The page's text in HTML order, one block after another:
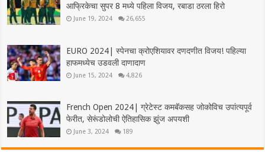
आफ्रिकेचा सुपर 8 मध्ये पहिला विजय, रबाडा ठरला हिरो
June 19, 2024 26,655
EURO 2024| स्पेनचा क्रोएशियावर दणदणीत विजय! पहिल्या
हाफमध्येच उडवली दाणादाण
June 15, 2024 4,826
French Open 2024| ग्रेटेस्ट कमबॅकसह जोकोविच उपांत्यपूर्व
फेरीत, सेरूंडोलोची ऐतिहासिक झुंज अपयशी
June 3, 2024 189